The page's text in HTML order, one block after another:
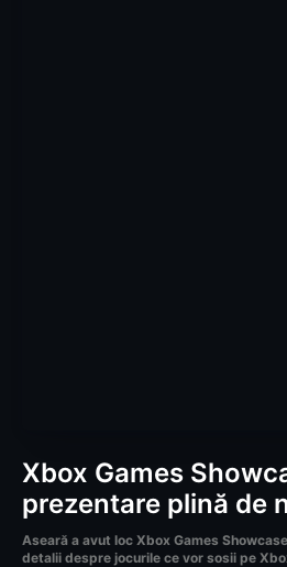
Xbox Games
prezentare plină de
Aseară a avut loc Xbox Games
detalii despre jocurile ce vor sosii pe